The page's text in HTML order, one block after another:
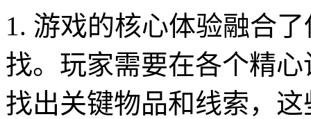
1. 游戏的核心体验融合
找。玩家需要在各个精
找出关键物品和线索，